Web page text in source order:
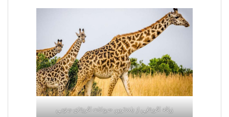
زرافه آفریقایی از بلندترین حیوانات آفریقای جنوبی